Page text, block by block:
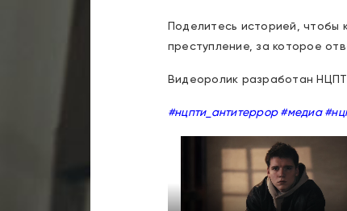
Поделитесь историей, чтобы
преступление, за которое
Видеоролик разработан
#нцпти_антитеррор #медиа